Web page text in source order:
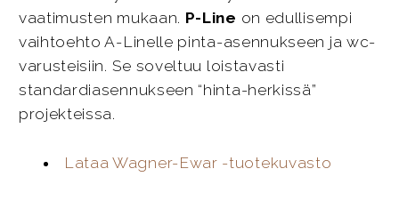
vaatimusten mukaan. P-Line on edullisempi
vaihtoehto A-Linelle pinta-asennukseen ja wc-
varusteisiin. Se soveltuu loistavasti
standardiasennukseen “hinta-herkissä”
projekteissa.
Lataa Wagner-Ewar -tuotekuvasto